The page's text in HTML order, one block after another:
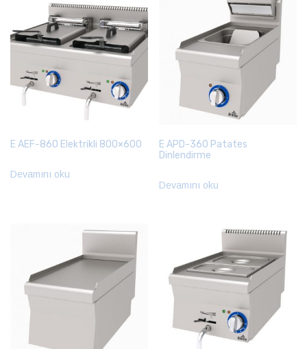
E AEF-860 Elektrikli 800×600
Devamını oku
E APD-360 Patates
Dinlendirme
Devamını oku